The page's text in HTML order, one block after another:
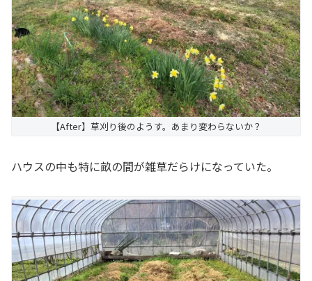
【After】草刈り後のようす。あまり変わらないか？
ハウスの中も特に畝の間が雑草だらけになっていた。